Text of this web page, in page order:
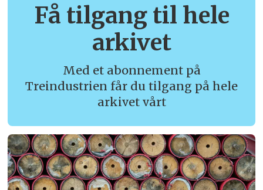
Få tilgang til hele
arkivet
Med et abonnement på
Treindustrien får du tilgang på hele
arkivet vårt